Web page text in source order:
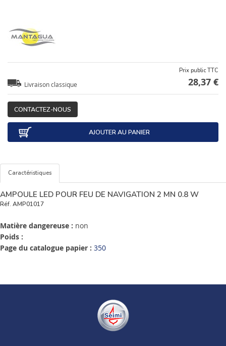
Livraison classique
Prix public TTC
28,37 €
CONTACTEZ-NOUS
AJOUTER AU PANIER
Caractéristiques
AMPOULE LED POUR FEU DE NAVIGATION 2 MN 0.8 W
Réf. AMP01017
Matière dangereuse : non
Poids :
Page du catalogue papier : 350